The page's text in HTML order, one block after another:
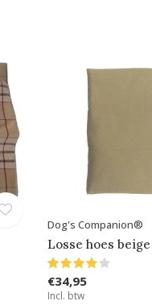
Dog's Companion®
Losse hoes beige
€34,95
Incl. btw